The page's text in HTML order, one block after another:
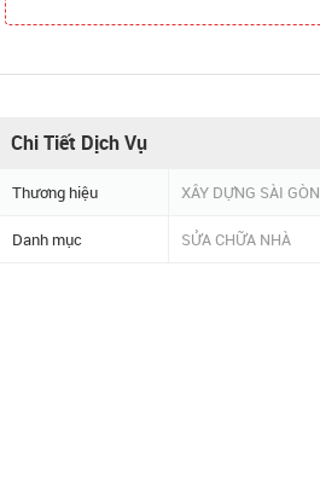
Chi Tiết Dịch Vụ
Thương hiệu XÂY DỰNG SÀI GÒN
Danh mục SỬA CHỮA NHÀ